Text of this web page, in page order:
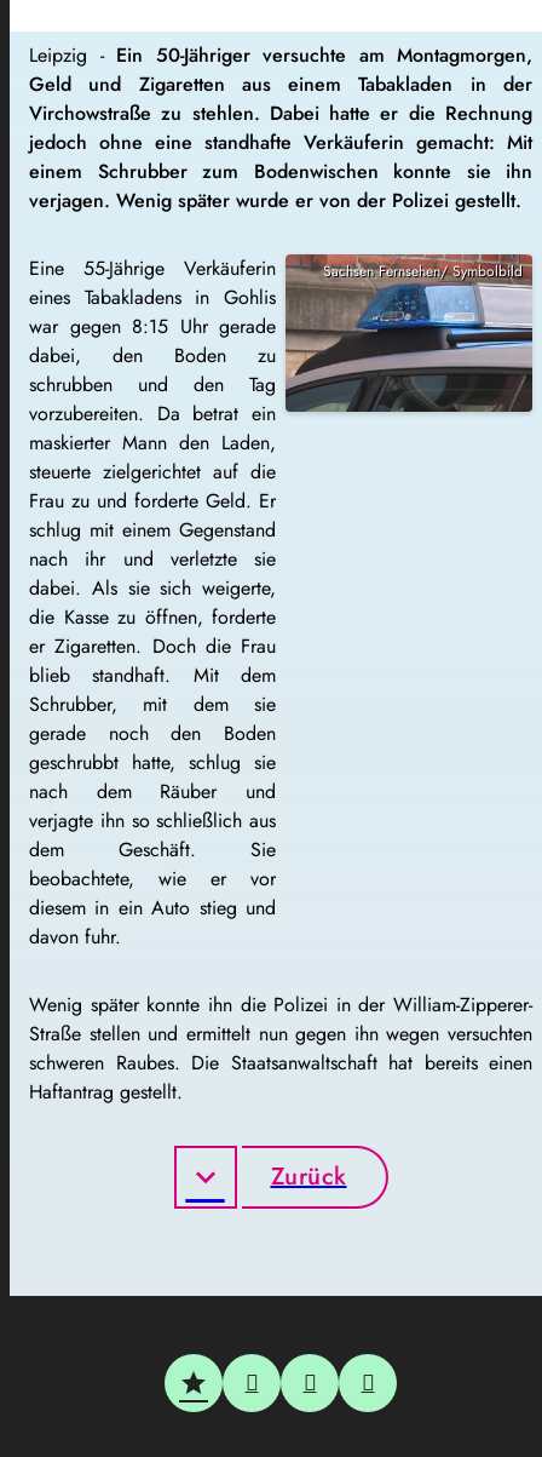
Leipzig - Ein 50-Jähriger versuchte am Montagmorgen,
Geld und Zigaretten aus einem Tabakladen in der
Virchowstraße zu stehlen. Dabei hatte er die Rechnung
jedoch ohne eine standhafte Verkäuferin gemacht: Mit
einem Schrubber zum Bodenwischen konnte sie ihn
verjagen. Wenig später wurde er von der Polizei gestellt.
Eine 55-Jährige Verkäuferin
eines Tabakladens in Gohlis
war gegen 8:15 Uhr gerade
dabei, den Boden zu
schrubben und den Tag
vorzubereiten. Da betrat ein
maskierter Mann den Laden,
steuerte zielgerichtet auf die
Frau zu und forderte Geld. Er
schlug mit einem Gegenstand
nach ihr und verletzte sie
dabei. Als sie sich weigerte,
die Kasse zu öffnen, forderte
er Zigaretten. Doch die Frau
blieb standhaft. Mit dem
Schrubber, mit dem sie
gerade noch den Boden
geschrubbt hatte, schlug sie
nach dem Räuber und
verjagte ihn so schließlich aus
dem Geschäft. Sie
beobachtete, wie er vor
diesem in ein Auto stieg und
davon fuhr.
Sachsen Fernsehen/ Symbolbild
Wenig später konnte ihn die Polizei in der William-Zipperer-
Straße stellen und ermittelt nun gegen ihn wegen versuchten
schweren Raubes. Die Staatsanwaltschaft hat bereits einen
Haftantrag gestellt.
Zurück